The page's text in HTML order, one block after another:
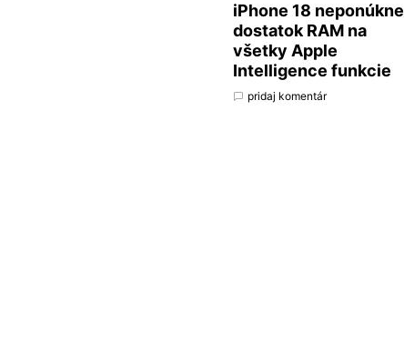
iPhone 18 neponúkne
dostatok RAM na
všetky Apple
Intelligence funkcie
pridaj komentár